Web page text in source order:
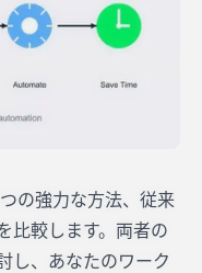
の強力な方法、従来
比較します。両者の
し、あなたのワーク